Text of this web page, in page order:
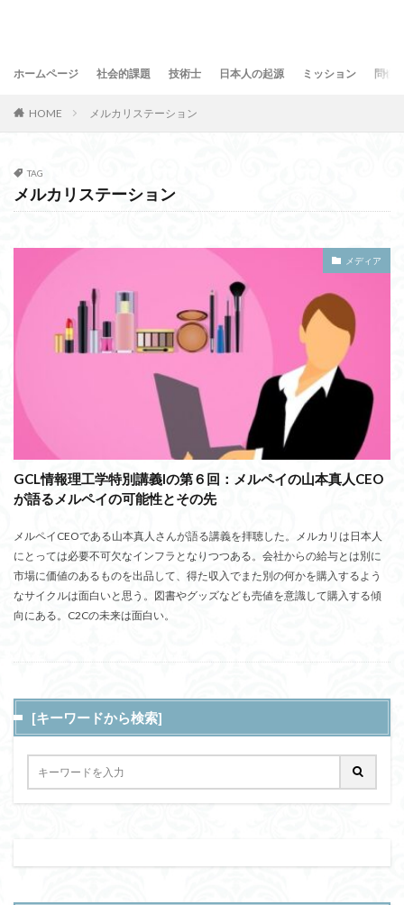
ホームページ 社会的課題 技術士 日本人の起源 ミッション 問合
HOME メルカリステーション
TAG
メルカリステーション
メディア
GCL情報理工学特別講義Iの第６回：メルペイの山本真人CEO
が語るメルペイの可能性とその先
メルペイCEOである山本真人さんが語る講義を拝聴した。メルカリは日本人
にとっては必要不可欠なインフラとなりつつある。会社からの給与とは別に
市場に価値のあるものを出品して、得た収入でまた別の何かを購入するよう
なサイクルは面白いと思う。図書やグッズなども売値を意識して購入する傾
向にある。C2Cの未来は面白い。
[キーワードから検索]